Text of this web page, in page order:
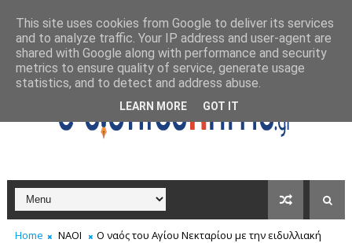
Home ΝΑΟΙ
Ο ναός του Αγίου Νεκταρίου με την ειδυλλιακή
This site uses cookies from Google to deliver its services
and to analyze traffic. Your IP address and user-agent are
shared with Google along with performance and security
metrics to ensure quality of service, generate usage
statistics, and to detect and address abuse.
LEARN MORE GOT IT